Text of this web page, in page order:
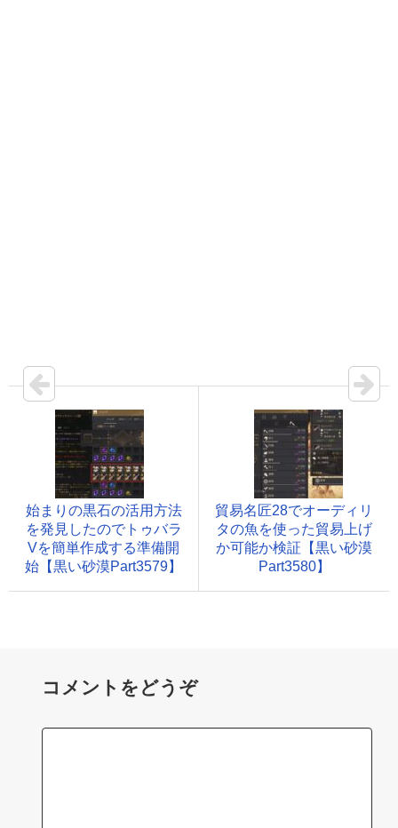
始まりの黒石の活用方法
を発見したのでトゥバラ
Vを簡単作成する準備開
始【黒い砂漠Part3579】
貿易名匠28でオーディリ
タの魚を使った貿易上げ
か可能か検証【黒い砂漠
Part3580】
コメントをどうぞ